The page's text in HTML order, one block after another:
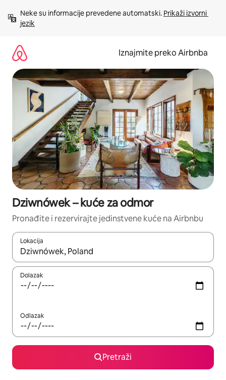
sadržaj
Neke su informacije prevedene automatski. Prikaži izvorni
jezik
Iznajmite preko Airbnba
Dziwnówek – kuće za odmor
Pronađite i rezervirajte jedinstvene kuće na Airbnbu
Lokacija
Kada budu dostupni rezultati, moći ćete ih pregledati
Dolazak
Odlazak
Pretraži